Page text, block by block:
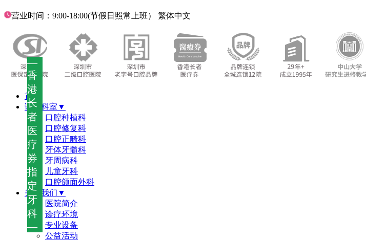
—
香
港
长
者
医
疗
券
指
定
牙
科
—
营业时间：9:00-18:00(节假日照常上班） 繁体中文
首页
诊疗科室▼
口腔种植科
口腔修复科
口腔正畸科
牙体牙髓科
牙周病科
儿童牙科
口腔颌面外科
关于我们▼
医院简介
诊疗环境
专业设备
公益活动